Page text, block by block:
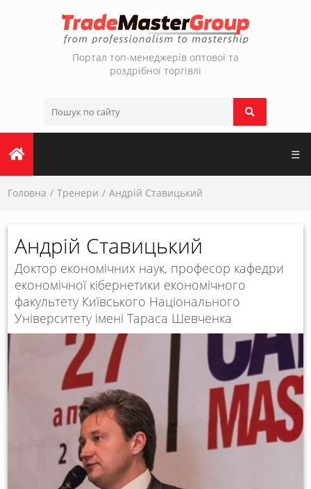
Портал топ-менеджерів оптової та
роздрібної торгівлі
☰
Головна Тренери Андрій Ставицький
Андрій Ставицький
Доктор економічних наук, професор кафедри
економічної кібернетики економічного
факультету Київського Національного
Університету імені Тараса Шевченка